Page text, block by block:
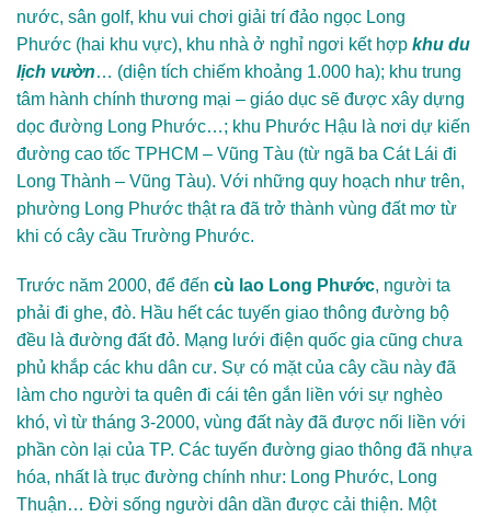
nước, sân golf, khu vui chơi giải trí đảo ngọc Long
Phước (hai khu vực), khu nhà ở nghỉ ngơi kết hợp khu du
lịch vườn… (diện tích chiếm khoảng 1.000 ha); khu trung
tâm hành chính thương mại – giáo dục sẽ được xây dựng
dọc đường Long Phước…; khu Phước Hậu là nơi dự kiến
đường cao tốc TPHCM – Vũng Tàu (từ ngã ba Cát Lái đi
Long Thành – Vũng Tàu). Với những quy hoạch như trên,
phường Long Phước thật ra đã trở thành vùng đất mơ từ
khi có cây cầu Trường Phước.
Trước năm 2000, để đến cù lao Long Phước, người ta
phải đi ghe, đò. Hầu hết các tuyến giao thông đường bộ
đều là đường đất đỏ. Mạng lưới điện quốc gia cũng chưa
phủ khắp các khu dân cư. Sự có mặt của cây cầu này đã
làm cho người ta quên đi cái tên gắn liền với sự nghèo
khó, vì từ tháng 3-2000, vùng đất này đã được nối liền với
phần còn lại của TP. Các tuyến đường giao thông đã nhựa
hóa, nhất là trục đường chính như: Long Phước, Long
Thuận… Đời sống người dân dần được cải thiện. Một